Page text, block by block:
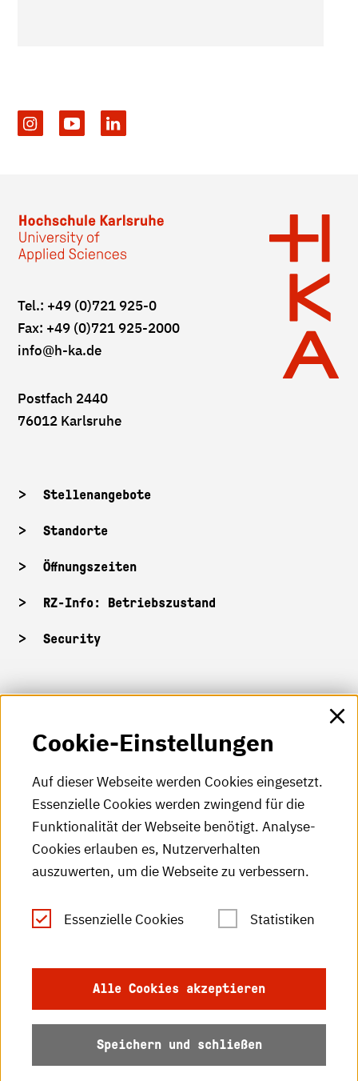
Tel.: +49 (0)721 925-0
Fax: +49 (0)721 925-2000
info@h-ka.de
Postfach 2440
76012 Karlsruhe
Stellenangebote
Standorte
Öffnungszeiten
RZ-Info: Betriebszustand
Security
HKA-Shop
HKA-Videos
HKA-Podcast
HKA-Publikationen
RSS-Feed
Leichte Sprache
Datenschutz
Barrierefreiheit
Cookie-Einstellungen
Auf dieser Webseite werden Cookies eingesetzt.
Essenzielle Cookies werden zwingend für die
Funktionalität der Webseite benötigt. Analyse-
Cookies erlauben es, Nutzerverhalten
auszuwerten, um die Webseite zu verbessern.
Essenzielle Cookies Statistiken
Alle Cookies akzeptieren
Speichern und schließen